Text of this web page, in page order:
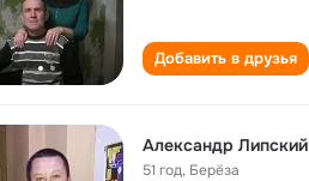
Добавить в друзья
Александр Липский
51 год, Берёза